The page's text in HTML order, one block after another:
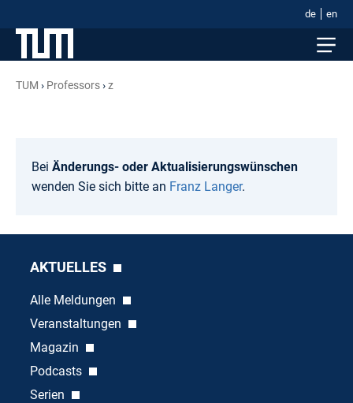
de en
TUM Professors z
Bei Änderungs- oder Aktualisierungswünschen
wenden Sie sich bitte an Franz Langer.
AKTUELLES
Alle Meldungen
Veranstaltungen
Magazin
Podcasts
Serien